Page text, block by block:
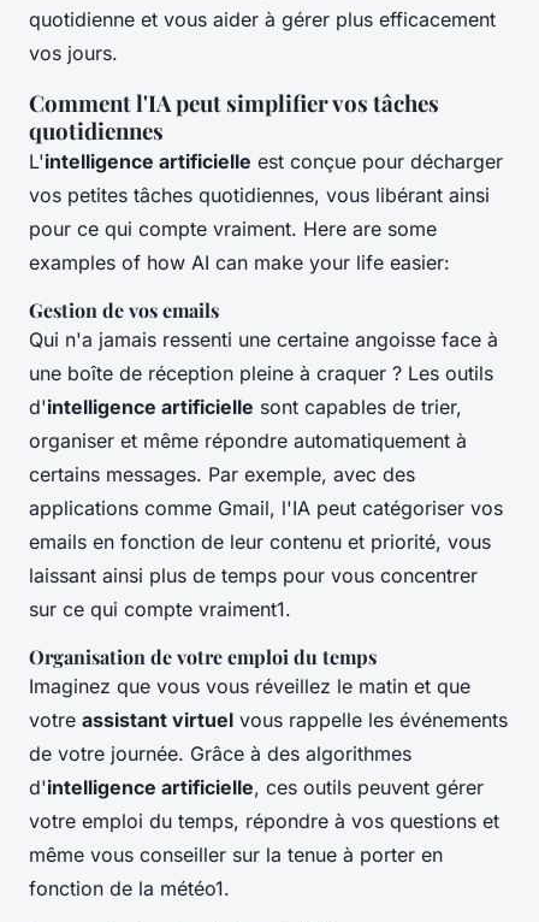
quotidienne et vous aider à gérer plus efficacement
vos jours.
Comment l'IA peut simplifier vos tâches
quotidiennes
L'intelligence artificielle est conçue pour décharger
vos petites tâches quotidiennes, vous libérant ainsi
pour ce qui compte vraiment. Here are some
examples of how AI can make your life easier:
Gestion de vos emails
Qui n'a jamais ressenti une certaine angoisse face à
une boîte de réception pleine à craquer ? Les outils
d'intelligence artificielle sont capables de trier,
organiser et même répondre automatiquement à
certains messages. Par exemple, avec des
applications comme Gmail, l'IA peut catégoriser vos
emails en fonction de leur contenu et priorité, vous
laissant ainsi plus de temps pour vous concentrer
sur ce qui compte vraiment1.
Organisation de votre emploi du temps
Imaginez que vous vous réveillez le matin et que
votre assistant virtuel vous rappelle les événements
de votre journée. Grâce à des algorithmes
d'intelligence artificielle, ces outils peuvent gérer
votre emploi du temps, répondre à vos questions et
même vous conseiller sur la tenue à porter en
fonction de la météo1.